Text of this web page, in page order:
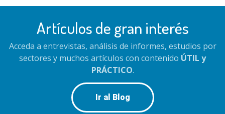
Artículos de gran interés
Acceda a entrevistas, análisis de informes, estudios por
sectores y muchos artículos con contenido ÚTIL y
PRÁCTICO.
Ir al Blog